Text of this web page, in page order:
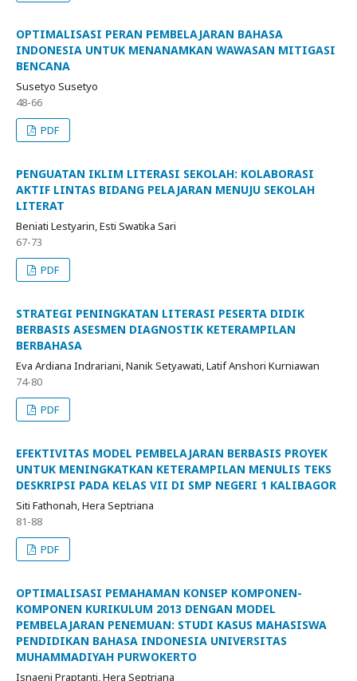
OPTIMALISASI PERAN PEMBELAJARAN BAHASA
INDONESIA UNTUK MENANAMKAN WAWASAN MITIGASI
BENCANA
Susetyo Susetyo
48-66
PDF
PENGUATAN IKLIM LITERASI SEKOLAH: KOLABORASI
AKTIF LINTAS BIDANG PELAJARAN MENUJU SEKOLAH
LITERAT
Beniati Lestyarin, Esti Swatika Sari
67-73
PDF
STRATEGI PENINGKATAN LITERASI PESERTA DIDIK
BERBASIS ASESMEN DIAGNOSTIK KETERAMPILAN
BERBAHASA
Eva Ardiana Indrariani, Nanik Setyawati, Latif Anshori Kurniawan
74-80
PDF
EFEKTIVITAS MODEL PEMBELAJARAN BERBASIS PROYEK
UNTUK MENINGKATKAN KETERAMPILAN MENULIS TEKS
DESKRIPSI PADA KELAS VII DI SMP NEGERI 1 KALIBAGOR
Siti Fathonah, Hera Septriana
81-88
PDF
OPTIMALISASI PEMAHAMAN KONSEP KOMPONEN-
KOMPONEN KURIKULUM 2013 DENGAN MODEL
PEMBELAJARAN PENEMUAN: STUDI KASUS MAHASISWA
PENDIDIKAN BAHASA INDONESIA UNIVERSITAS
MUHAMMADIYAH PURWOKERTO
Isnaeni Praptanti, Hera Septriana